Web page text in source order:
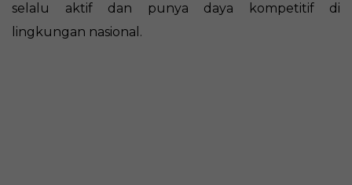
selalu aktif dan punya daya kompetitif di
lingkungan nasional.